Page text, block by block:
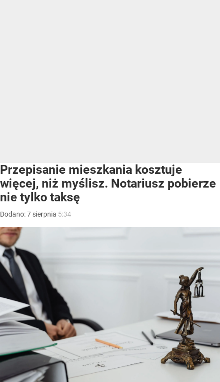
Przepisanie mieszkania kosztuje
więcej, niż myślisz. Notariusz pobierze
nie tylko taksę
Dodano:7 sierpnia 5:34